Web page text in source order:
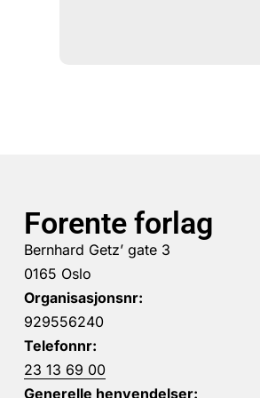
Forente forlag
Bernhard Getz’ gate 3
0165 Oslo
Organisasjonsnr:
929556240
Telefonnr:
23 13 69 00
Generelle henvendelser: